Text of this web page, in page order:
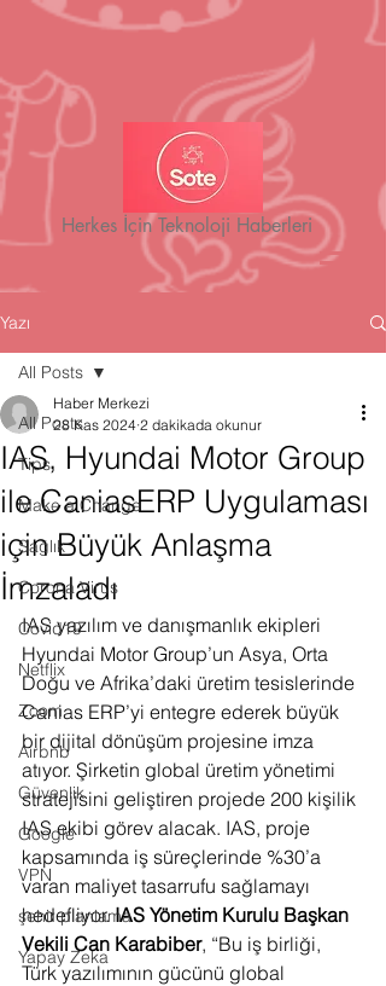
Herkes İçin Teknoloji Haberleri
Yazı
All Posts
Tips
Make a Change
Sağlık
Corona Virus
Covid19
Netflix
Zoom
Airbnb
Güvenlik
Google
VPN
şehir planlama
Yapay Zeka
All Posts
IAS, Hyundai Motor Group
ile CaniasERP Uygulaması
için Büyük Anlaşma
İmzaladı
Haber Merkezi
28 Kas 2024 2 dakikada okunur
IAS yazılım ve danışmanlık ekipleri
Hyundai Motor Group’un Asya, Orta
Doğu ve Afrika’daki üretim tesislerinde
Canias ERP’yi entegre ederek büyük
bir dijital dönüşüm projesine imza
atıyor. Şirketin global üretim yönetimi
stratejisini geliştiren projede 200 kişilik
IAS ekibi görev alacak. IAS, proje
kapsamında iş süreçlerinde %30’a
varan maliyet tasarrufu sağlamayı
hedefliyor. IAS Yönetim Kurulu Başkan
Vekili Can Karabiber, “Bu iş birliği,
Türk yazılımının gücünü global